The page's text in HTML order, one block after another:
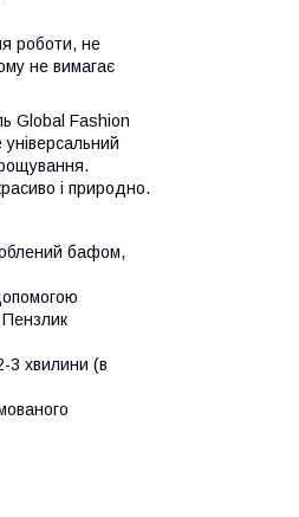
роботи, не
не вимагає
Global Fashion
і природно.
бафом,
Пензлик
3 хвилини (в